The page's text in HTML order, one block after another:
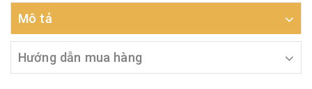
Mô tả
Hướng dẫn mua hàng